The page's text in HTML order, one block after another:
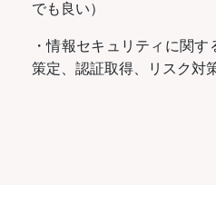
でも良い）
・情報セキュリティに関
策定、認証取得、リスク対